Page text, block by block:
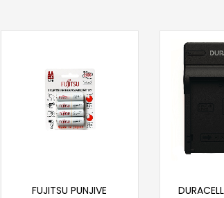
FUJITSU PUNJIVE